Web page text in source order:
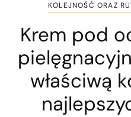
KOLEJNOŚĆ ORAZ
Krem pod
właściwą